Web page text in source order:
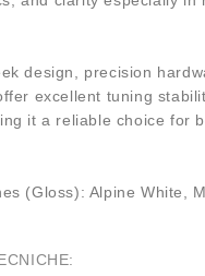
design, precision
excellent tuning
it a reliable choice for
(Gloss): Alpine White,